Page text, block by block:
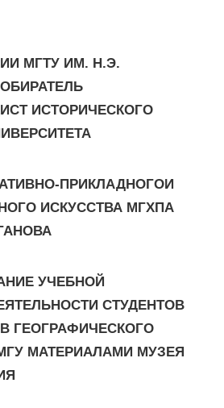
МГТУ ИМ. Н.Э.
ИСТОРИЧЕСКОГО
ПРИКЛАДНОГОИ
ИСКУССТВА МГХПА
УЧЕБНОЙ
СТУДЕНТОВ
ГЕОГРАФИЧЕСКОГО
МАТЕРИАЛАМИ МУЗЕЯ